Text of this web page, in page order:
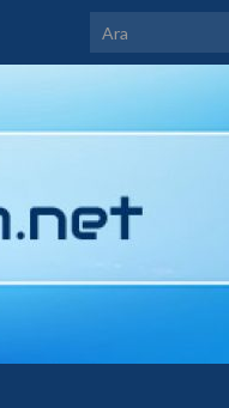
Search for: